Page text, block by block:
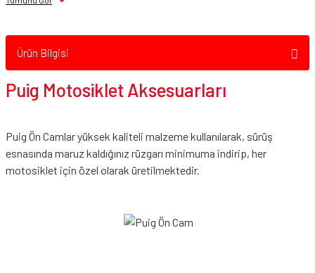
Ürün Bilgisi
Puig Motosiklet Aksesuarları
Puig Ön Camlar yüksek kaliteli malzeme kullanılarak, sürüş
esnasında maruz kaldığınız rüzgarı minimuma indirip, her
motosiklet için özel olarak üretilmektedir.